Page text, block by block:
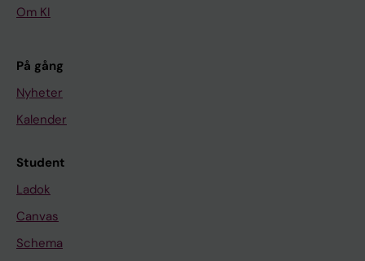
Om KI
På gång
Nyheter
Kalender
Student
Ladok
Canvas
Schema